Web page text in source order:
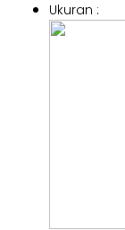
Ukuran :